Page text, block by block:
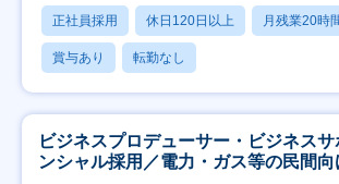
正社員採用 休日120日以上 月残業20時
賞与あり 転勤なし
ビジネスプロデューサー・ビジネス
ンシャル採用／電力・ガス等の民間